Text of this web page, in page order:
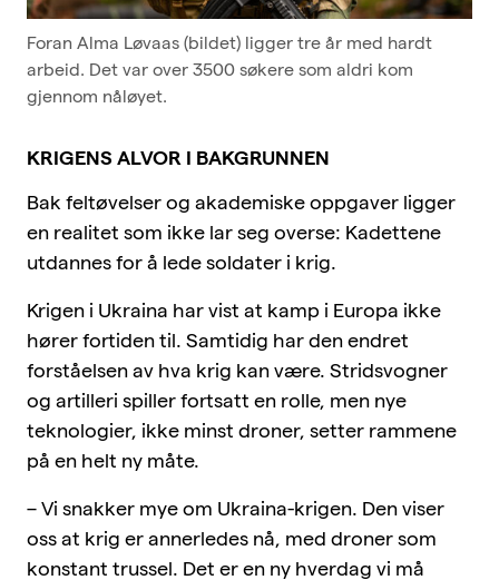
Foran Alma Løvaas (bildet) ligger tre år med hardt
arbeid. Det var over 3500 søkere som aldri kom
gjennom nåløyet.
KRIGENS ALVOR I BAKGRUNNEN
Bak feltøvelser og akademiske oppgaver ligger
en realitet som ikke lar seg overse: Kadettene
utdannes for å lede soldater i krig.
Krigen i Ukraina har vist at kamp i Europa ikke
hører fortiden til. Samtidig har den endret
forståelsen av hva krig kan være. Stridsvogner
og artilleri spiller fortsatt en rolle, men nye
teknologier, ikke minst droner, setter rammene
på en helt ny måte.
– Vi snakker mye om Ukraina-krigen. Den viser
oss at krig er annerledes nå, med droner som
konstant trussel. Det er en ny hverdag vi må